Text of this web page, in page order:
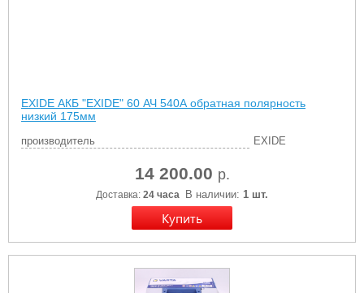
EXIDE АКБ "EXIDE" 60 АЧ 540А обратная полярность
низкий 175мм
производитель EXIDE
14 200.00 р.
Доставка: 24 часа В наличии: 1 шт.